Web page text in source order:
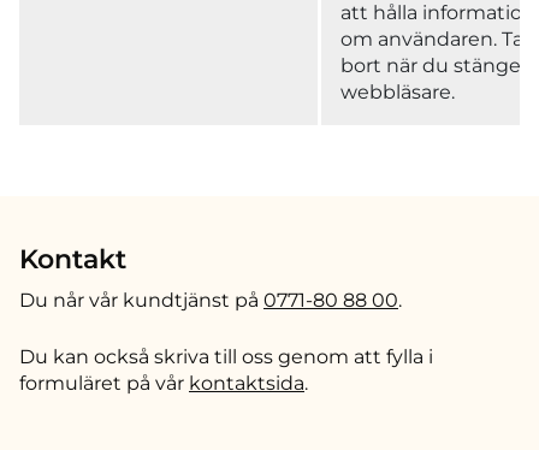
att hålla information
om användaren. Tas
bort när du stänger
webbläsare.
Kontakt
Du når vår kundtjänst på 0771-80 88 00.
Du kan också skriva till oss genom att fylla i
formuläret på vår kontaktsida.